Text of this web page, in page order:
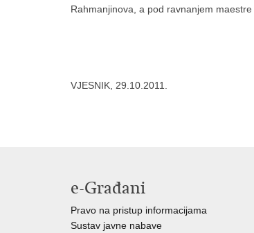
Rahmanjinova, a pod ravnanjem
VJESNIK, 29.10.2011.
e-Građani
Pravo na pristup informacijama
Sustav javne nabave